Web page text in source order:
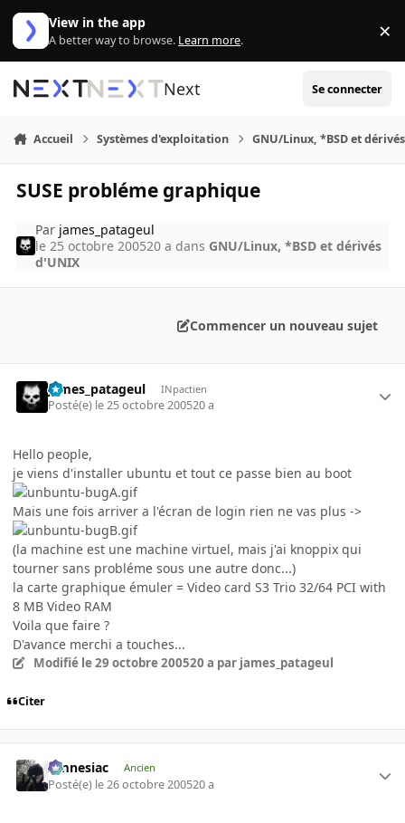
Aller au contenu
View in the app
A better way to browse. Learn more. ×
Next Se connecter
Accueil Systèmes d'exploitation GNU/Linux, *BSD et
SUSE probléme graphique
Par james_patageul
le 25 octobre 200520 a dans GNU/Linux, *BSD et dérivés
d'UNIX
Commencer un nouveau sujet
james_patageul INpactien
Posté(e) le 25 octobre 200520 a
Hello people,
je viens d'installer ubuntu et tout ce passe bien au boot
Mais une fois arriver a l'écran de login rien ne vas plus ->
(la machine est une machine virtuel, mais j'ai knoppix qui
tourner sans probléme sous une autre donc...)
la carte graphique émuler = Video card S3 Trio 32/64 PCI with
8 MB Video RAM
Voila que faire ?
D'avance merchi a touches...
Modifié le 29 octobre 200520 a par james_patageul
Citer
Amnesiac Ancien
Posté(e) le 26 octobre 200520 a